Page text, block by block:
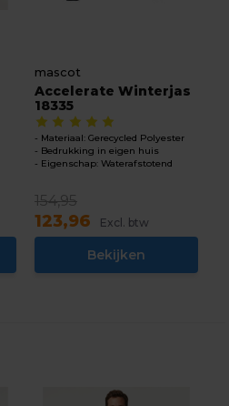
mascot
Accelerate Winterjas
18335
Materiaal: Gerecycled Polyester
Bedrukking in eigen huis
Eigenschap: Waterafstotend
154,95
123,96 Excl. btw
Bekijken